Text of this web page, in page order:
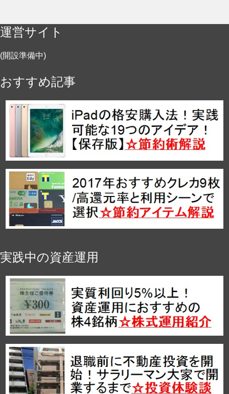
運営サイト
(開設準備中)
おすすめ記事
実践中の資産運用